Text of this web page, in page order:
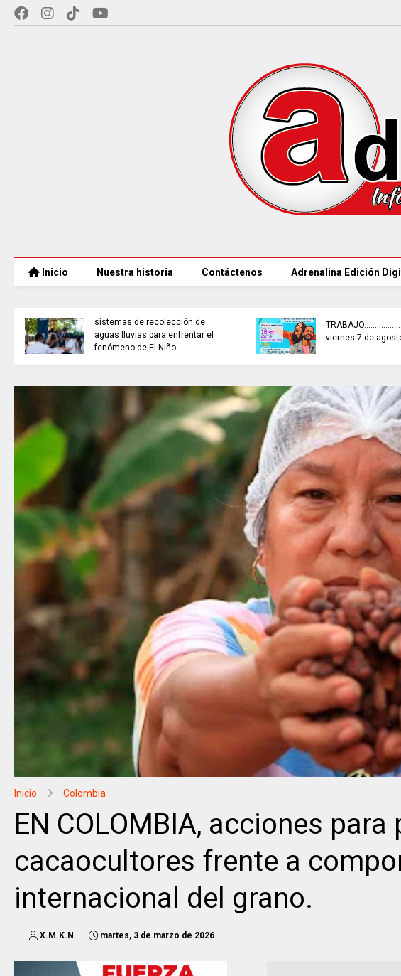
Inicio Nuestra historia Contáctenos Adrenalina Edición
sistemas de recolección de
aguas lluvias para enfrentar el
fenómeno de El Niño.
viernes 7 de
Inicio Colombia
EN COLOMBIA, acciones para
cacaocultores frente a
internacional del grano.
X.M.K.N martes, 3 de marzo de 2026